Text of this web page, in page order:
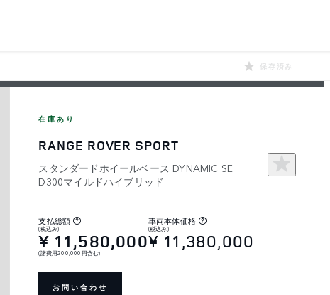
保存済み
在庫あり
RANGE ROVER SPORT
スタンダードホイールベース DYNAMIC SE
D300マイルドハイブリッド
支払総額
(税込み)
¥ 11,580,000
(諸費用200,000円含む)
車両本体価格
(税込み)
¥ 11,380,000
お問い合わせ